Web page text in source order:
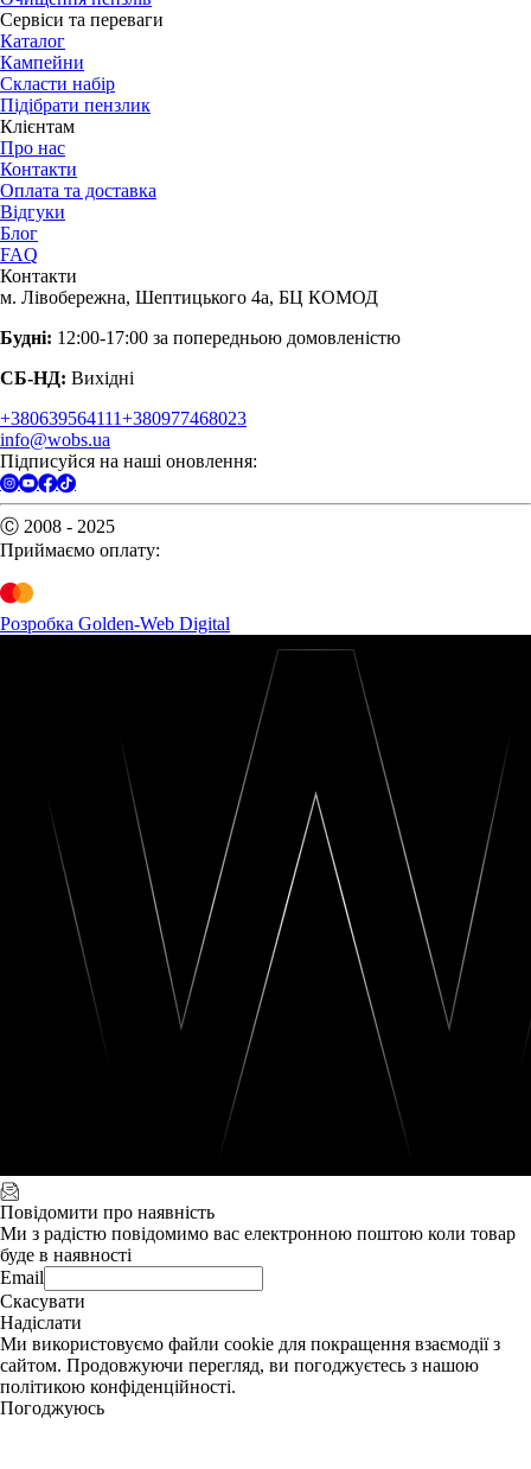
Сервіси та переваги
Каталог
Кампейни
Скласти набір
Підібрати пензлик
Клієнтам
Про нас
Контакти
Оплата та доставка
Відгуки
Блог
FAQ
Контакти
м. Лівобережна, Шептицького 4а, БЦ КОМОД
Будні: 12:00-17:00 за попередньою домовленістю
СБ-НД: Вихідні
+380639564111+380977468023
info@wobs.ua
Підписуйся на наші оновлення:
Ⓒ 2008 - 2025
Приймаємо оплату:
Розробка Golden-Web Digital
Повідомити про наявність
Ми з радістю повідомимо вас електронною поштою коли товар
буде в наявності
Email
Скасувати
Надіслати
Ми використовуємо файли cookie для покращення взаємодії з
сайтом. Продовжуючи перегляд, ви погоджуєтесь з нашою
політикою конфіденційності.
Погоджуюсь